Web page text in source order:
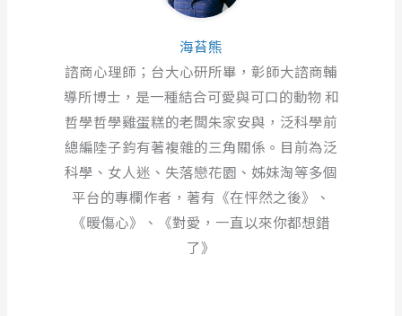
海苔熊
諮商心理師；台大心研所畢，彰師大諮商輔
導所博士，是一種結合可愛與可口的動物 和
哲學哲學雞蛋糕的老闆朱家安與，泛科學前
總編陸子鈞有著複雜的三角關係。目前為泛
科學、女人迷、失落戀花園、姊妹淘等多個
平台的專欄作者，著有《在怦然之後》、
《暖傷心》、《對愛，一直以來你都想錯
了》